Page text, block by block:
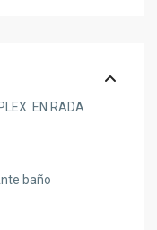
EN RADA
baño